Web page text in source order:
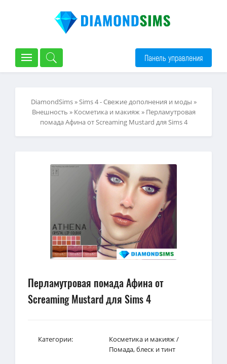
Панель управления
DiamondSims»Sims 4 - Свежие дополнения и моды »
Внешность » Косметика и макияж » Перламутровая
помада Афина от Screaming Mustard для Sims 4
Перламутровая помада Афина от
Screaming Mustard для Sims 4
Категории: Косметика и макияж /
Помада, блеск и тинт